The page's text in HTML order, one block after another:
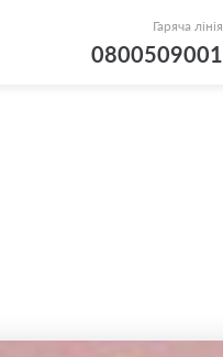
Гаряча лінія
0800509001